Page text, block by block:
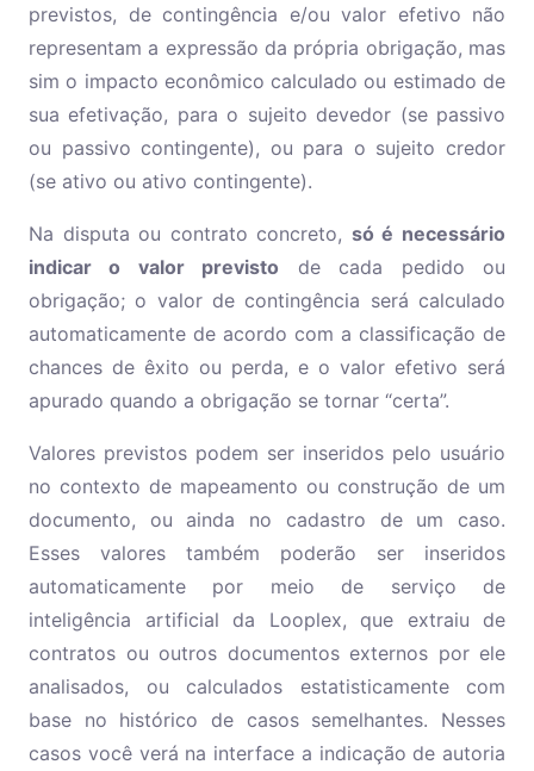
previstos, de contingência e/ou valor efetivo não
representam a expressão da própria obrigação, mas
sim o impacto econômico calculado ou estimado de
sua efetivação, para o sujeito devedor (se passivo
ou passivo contingente), ou para o sujeito credor
(se ativo ou ativo contingente).
Na disputa ou contrato concreto, só é necessário
indicar o valor previsto de cada pedido ou
obrigação; o valor de contingência será calculado
automaticamente de acordo com a classificação de
chances de êxito ou perda, e o valor efetivo será
apurado quando a obrigação se tornar “certa”.
Valores previstos podem ser inseridos pelo usuário
no contexto de mapeamento ou construção de um
documento, ou ainda no cadastro de um caso.
Esses valores também poderão ser inseridos
automaticamente por meio de serviço de
inteligência artificial da Looplex, que extraiu de
contratos ou outros documentos externos por ele
analisados, ou calculados estatisticamente com
base no histórico de casos semelhantes. Nesses
casos você verá na interface a indicação de autoria